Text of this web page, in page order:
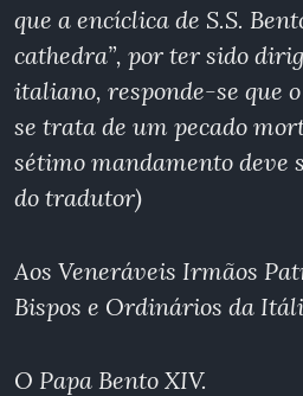
que a encíclica de S.S.
cathedra”, por ter sido
italiano, responde-se que
se trata de um pecado
sétimo mandamento deve
do tradutor)
Aos Veneráveis Irmãos
Bispos e Ordinários da
O Papa Bento XIV.